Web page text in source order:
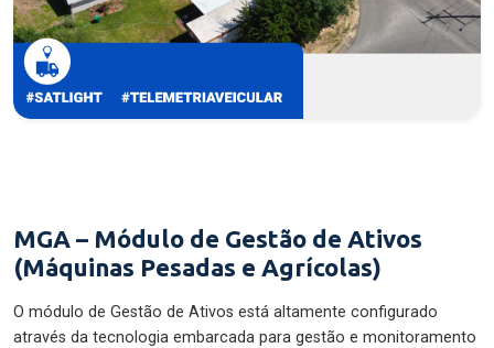
MGA – Módulo de Gestão de Ativos
(Máquinas Pesadas e Agrícolas)
O módulo de Gestão de Ativos está altamente configurado
através da tecnologia embarcada para gestão e monitoramento